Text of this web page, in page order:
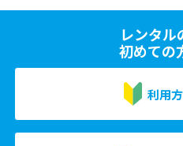
レンタル
初めての
利用